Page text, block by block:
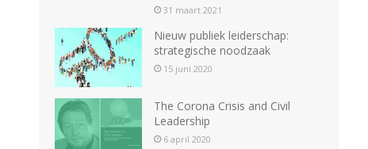
31 maart 2021
Nieuw publiek leiderschap:
strategische noodzaak
15 juni 2020
The Corona Crisis and Civil
Leadership
6 april 2020